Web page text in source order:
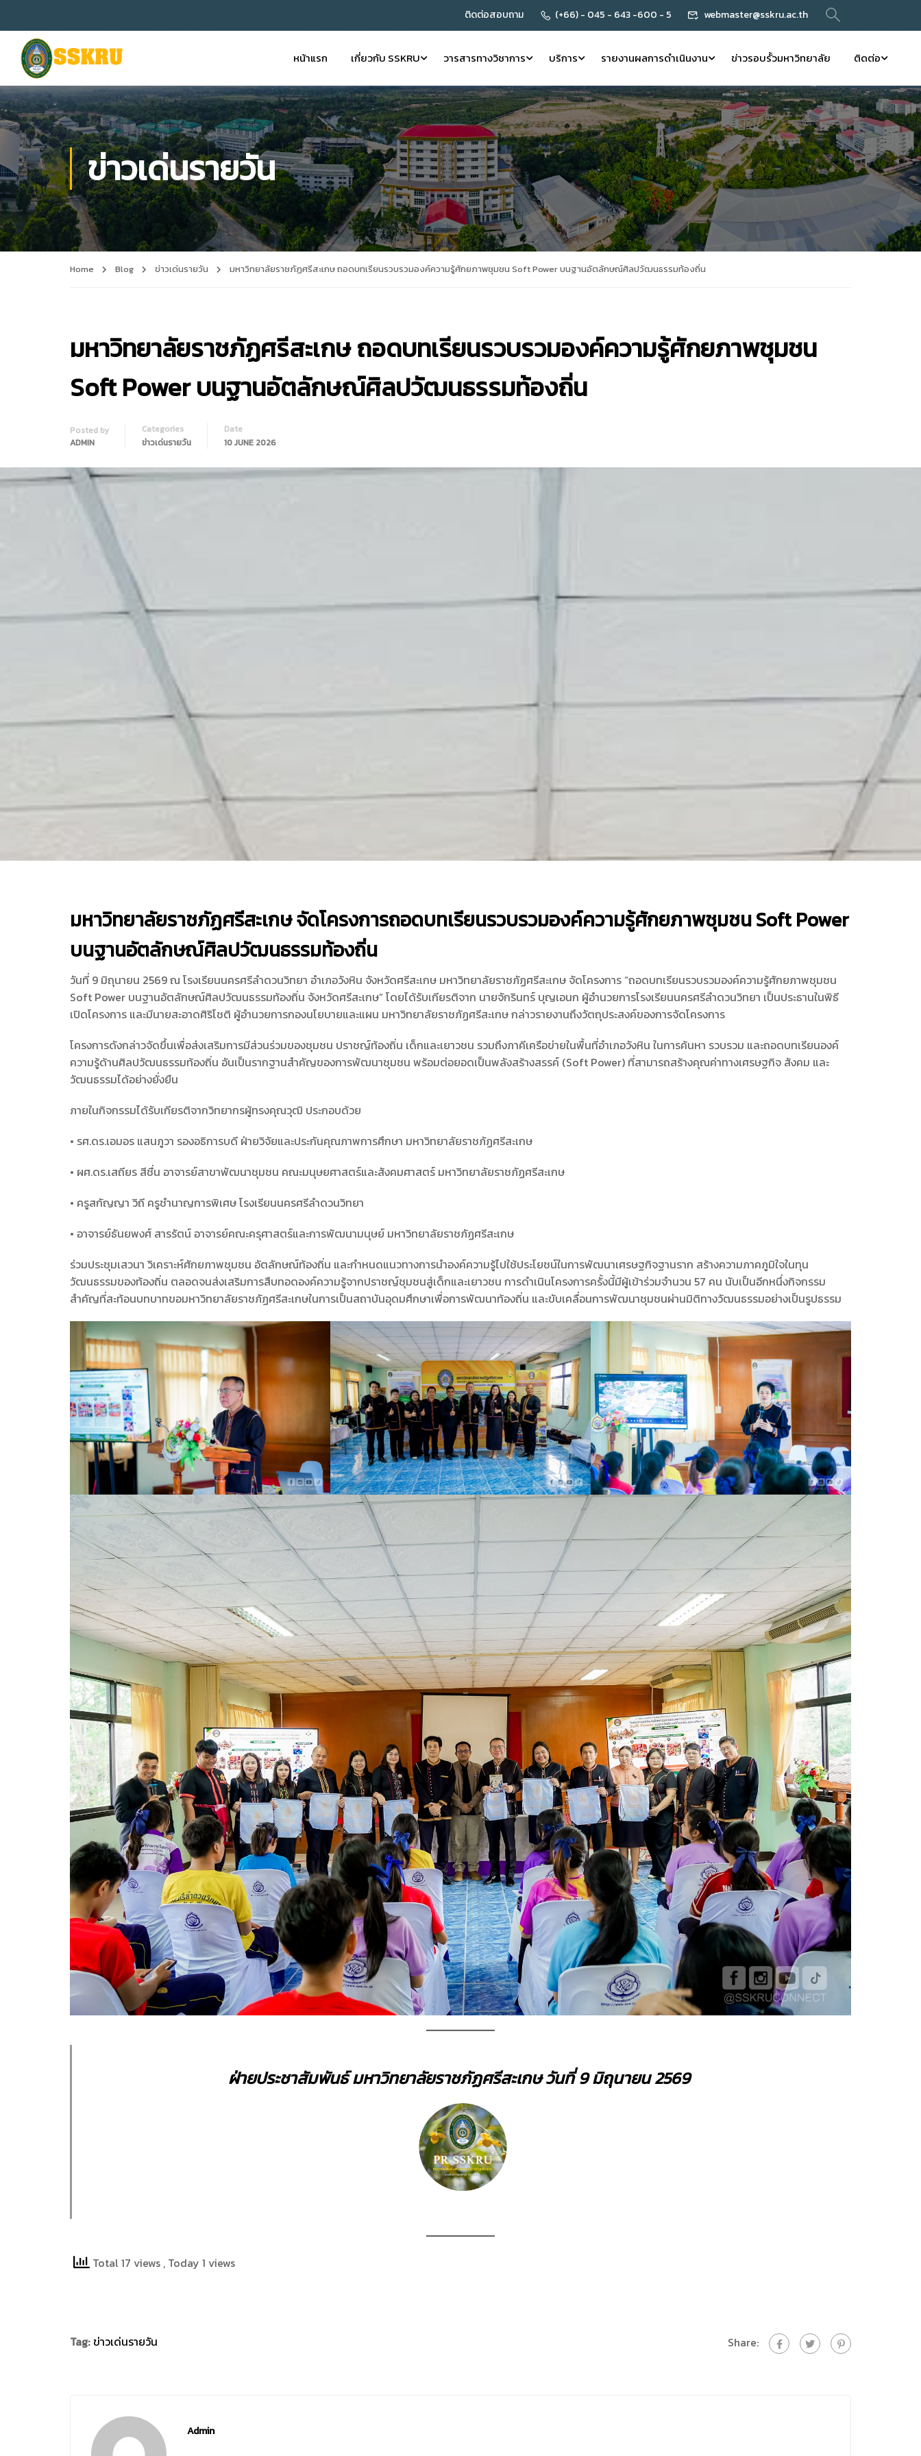
ติดต่อสอบถาม (+66) - 045 - 643 -600 - 5 webmaster@sskru.ac.th
หน้าแรก เกี่ยวกับ SSKRU วารสารทางวิชาการ บริการ รายงานผลการดำเนินงาน ข่าวรอบรั้วมหาวิทยาลัย ติดต่อ
ข่าวเด่นรายวัน
Home Blog ข่าวเด่นรายวัน มหาวิทยาลัยราชภัฏศรีสะเกษ ถอดบทเรียนรวบรวมองค์ความรู้ศักยภาพชุมชน Soft Power บนฐานอัตลักษณ์ศิลปวัฒนธรรมท้องถิ่น
มหาวิทยาลัยราชภัฏศรีสะเกษ ถอดบทเรียนรวบรวมองค์ความรู้ศักยภาพชุมชน
Soft Power บนฐานอัตลักษณ์ศิลปวัฒนธรรมท้องถิ่น
Posted by
ADMIN
Categories
ข่าวเด่นรายวัน
Date
10 JUNE 2026
มหาวิทยาลัยราชภัฏศรีสะเกษ จัดโครงการถอดบทเรียนรวบรวมองค์ความรู้ศักยภาพชุมชน Soft Power
บนฐานอัตลักษณ์ศิลปวัฒนธรรมท้องถิ่น
วันที่ 9 มิถุนายน 2569 ณ โรงเรียนนครศรีลำดวนวิทยา อำเภอวังหิน จังหวัดศรีสะเกษ มหาวิทยาลัยราชภัฏศรีสะเกษ จัดโครงการ “ถอดบทเรียนรวบรวมองค์ความรู้ศักยภาพชุมชน
Soft Power บนฐานอัตลักษณ์ศิลปวัฒนธรรมท้องถิ่น จังหวัดศรีสะเกษ” โดยได้รับเกียรติจาก นายจักรินทร์ บุญเอนก ผู้อำนวยการโรงเรียนนครศรีลำดวนวิทยา เป็นประธานในพิธี
เปิดโครงการ และมีนายสะอาดศิริโชติ ผู้อำนวยการกองนโยบายและแผน มหาวิทยาลัยราชภัฏศรีสะเกษ กล่าวรายงานถึงวัตถุประสงค์ของการจัดโครงการ
โครงการดังกล่าวจัดขึ้นเพื่อส่งเสริมการมีส่วนร่วมของชุมชน ปราชญ์ท้องถิ่น เด็กและเยาวชน รวมถึงภาคีเครือข่ายในพื้นที่อำเภอวังหิน ในการค้นหา รวบรวม และถอดบทเรียนองค์
ความรู้ด้านศิลปวัฒนธรรมท้องถิ่น อันเป็นรากฐานสำคัญของการพัฒนาชุมชน พร้อมต่อยอดเป็นพลังสร้างสรรค์ (Soft Power) ที่สามารถสร้างคุณค่าทางเศรษฐกิจ สังคม และ
วัฒนธรรมได้อย่างยั่งยืน
ภายในกิจกรรมได้รับเกียรติจากวิทยากรผู้ทรงคุณวุฒิ ประกอบด้วย
• รศ.ดร.เอมอร แสนภูวา รองอธิการบดี ฝ่ายวิจัยและประกันคุณภาพการศึกษา มหาวิทยาลัยราชภัฏศรีสะเกษ
• ผศ.ดร.เสถียร สีชื่น อาจารย์สาขาพัฒนาชุมชน คณะมนุษยศาสตร์และสังคมศาสตร์ มหาวิทยาลัยราชภัฏศรีสะเกษ
• ครูสกัญญา วิถี ครูชำนาญการพิเศษ โรงเรียนนครศรีลำดวนวิทยา
• อาจารย์ธันยพงศ์ สารรัตน์ อาจารย์คณะครุศาสตร์และการพัฒนามนุษย์ มหาวิทยาลัยราชภัฏศรีสะเกษ
ร่วมประชุมเสวนา วิเคราะห์ศักยภาพชุมชน อัตลักษณ์ท้องถิ่น และกำหนดแนวทางการนำองค์ความรู้ไปใช้ประโยชน์ในการพัฒนาเศรษฐกิจฐานราก สร้างความภาคภูมิใจในทุน
วัฒนธรรมของท้องถิ่น ตลอดจนส่งเสริมการสืบทอดองค์ความรู้จากปราชญ์ชุมชนสู่เด็กและเยาวชน การดำเนินโครงการครั้งนี้มีผู้เข้าร่วมจำนวน 57 คน นับเป็นอีกหนึ่งกิจกรรม
สำคัญที่สะท้อนบทบาทขอมหาวิทยาลัยราชภัฏศรีสะเกษในการเป็นสถาบันอุดมศึกษาเพื่อการพัฒนาท้องถิ่น และขับเคลื่อนการพัฒนาชุมชนผ่านมิติทางวัฒนธรรมอย่างเป็นรูปธรรม
ฝ่ายประชาสัมพันธ์ มหาวิทยาลัยราชภัฏศรีสะเกษวันที่ 9 มิถุนายน 2569
Total 17 views , Today 1 views
Tag: ข่าวเด่นรายวัน Share:
Admin